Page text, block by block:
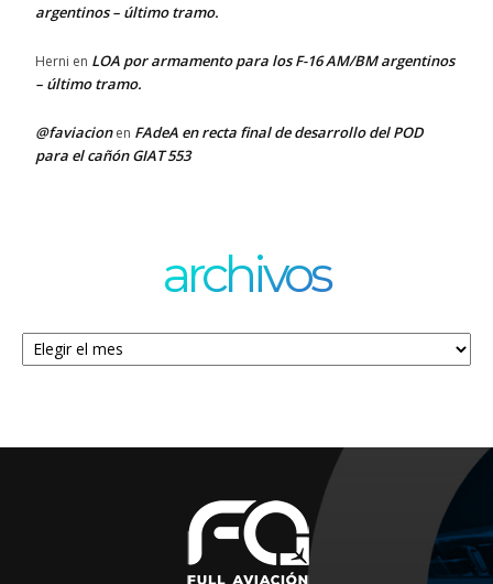
argentinos – último tramo.
Herni en LOA por armamento para los F-16 AM/BM argentinos
– último tramo.
@faviacionen FAdeA en recta final de desarrollo del POD
para el cañón GIAT 553
archivos
Archivos